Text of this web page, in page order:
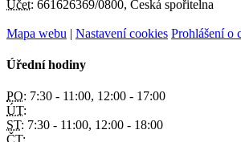
Účet: 661626369/0800, Česká spořitelna
Mapa webu | Nastavení cookies Prohlášení o
Úřední hodiny
PO: 7:30 - 11:00, 12:00 - 17:00
ÚT:
ST: 7:30 - 11:00, 12:00 - 18:00
ČT: